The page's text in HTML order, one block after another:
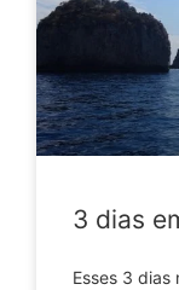
3 dias
Esses 3 dias